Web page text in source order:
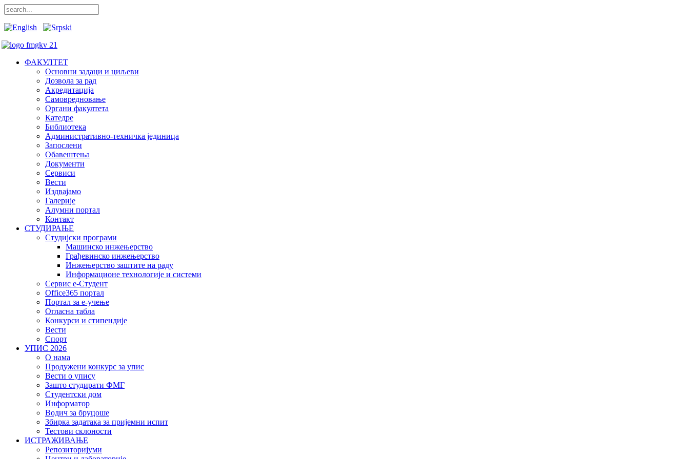
ФАКУЛТЕТ
Основни задаци и циљеви
Дозвола за рад
Акредитација
Самовредновање
Органи факултета
Катедре
Библиотека
Административно-техничка јединица
Запослени
Обавештења
Документи
Сервиси
Вести
Издвајамо
Галерије
Алумни портал
Контакт
СТУДИРАЊЕ
Студијски програми
Машинско инжењерство
Грађевинско инжењерство
Инжењерство заштите на раду
Информационе технологије и системи
Сервис е-Студент
Office365 портал
Портал за е-учење
Огласна табла
Конкурси и стипендије
Вести
Спорт
УПИС 2026
О нама
Продужени конкурс за упис
Вести о упису
Зашто студирати ФМГ
Студентски дом
Информатор
Водич за бруцоше
Збиркa задатака за пријемни испит
Тестови склоности
ИСТРАЖИВАЊЕ
Репозиторијуми